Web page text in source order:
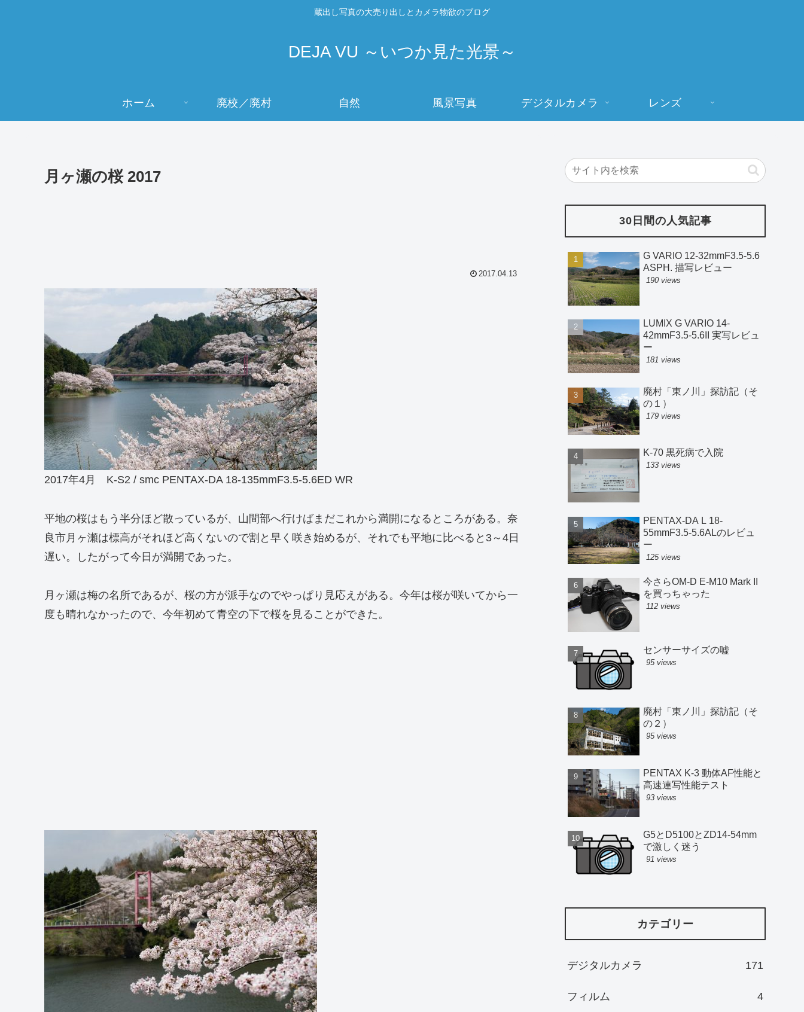
蔵出し写真の大売り出しとカメラ物欲のブログ
DEJA VU ～いつか見た光景～
ホーム 廃校／廃村 自然 風景写真 デジタルカメラ レンズ
月ヶ瀬の桜 2017
2017.04.13
2017年4月 K-S2 / smc PENTAX-DA 18-135mmF3.5-5.6ED WR
平地の桜はもう半分ほど散っているが、山間部へ行けばまだこれから満開になるところがある。奈
良市月ヶ瀬は標高がそれほど高くないので割と早く咲き始めるが、それでも平地に比べると3～4日
遅い。したがって今日が満開であった。
月ヶ瀬は梅の名所であるが、桜の方が派手なのでやっぱり見応えがある。今年は桜が咲いてから一
度も晴れなかったので、今年初めて青空の下で桜を見ることができた。
30日間の人気記事
G VARIO 12-32mmF3.5-5.6
ASPH. 描写レビュー
190 views
LUMIX G VARIO 14-
42mmF3.5-5.6II 実写レビュ
ー
181 views
廃村「東ノ川」探訪記（そ
の１）
179 views
K-70 黒死病で入院
133 views
PENTAX-DA L 18-
55mmF3.5-5.6ALのレビュ
ー
125 views
今さらOM-D E-M10 Mark II
を買っちゃった
112 views
センサーサイズの嘘
95 views
廃村「東ノ川」探訪記（そ
の２）
95 views
PENTAX K-3 動体AF性能と
高速連写性能テスト
93 views
G5とD5100とZD14-54mm
で激しく迷う
91 views
カテゴリー
デジタルカメラ 171
フィルム 4